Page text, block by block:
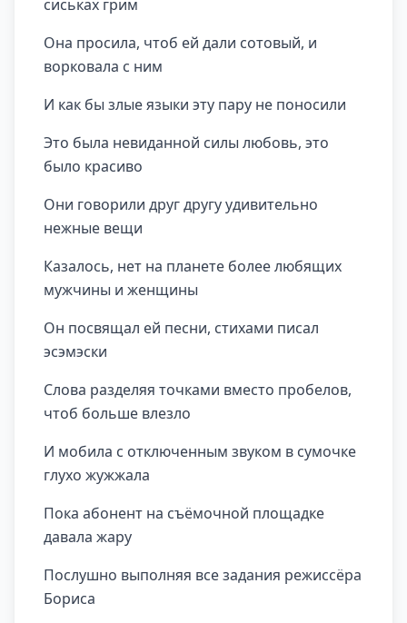
сиськах грим
Она просила, чтоб ей дали сотовый, и
ворковала с ним
И как бы злые языки эту пару не поносили
Это была невиданной силы любовь, это
было красиво
Они говорили друг другу удивительно
нежные вещи
Казалось, нет на планете более любящих
мужчины и женщины
Он посвящал ей песни, стихами писал
эсэмэски
Слова разделяя точками вместо пробелов,
чтоб больше влезло
И мобила с отключенным звуком в сумочке
глухо жужжала
Пока абонент на съёмочной площадке
давала жару
Послушно выполняя все задания режиссёра
Бориса